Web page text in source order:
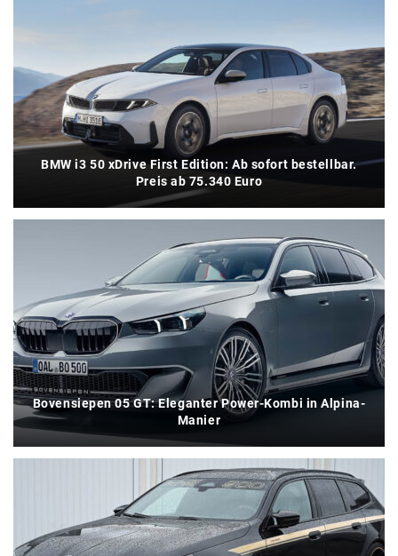
BMW i3 50 xDrive First Edition: Ab sofort bestellbar.
Preis ab 75.340 Euro
Bovensiepen 05 GT: Eleganter Power-Kombi in Alpina-
Manier